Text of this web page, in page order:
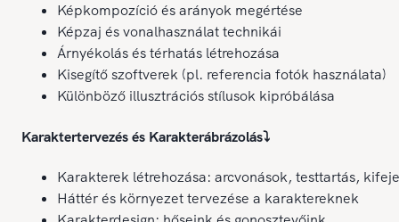
Képkompozíció és arányok megértése
Képzaj és vonalhasználat technikái
Árnyékolás és térhatás létrehozása
Kisegítő szoftverek (pl. referencia fotók használata)
Különböző illusztrációs stílusok kipróbálása
Karaktertervezés és Karakterábrázolás⤵️
Karakterek létrehozása: arcvonások, testtartás,
Háttér és környezet tervezése a karaktereknek